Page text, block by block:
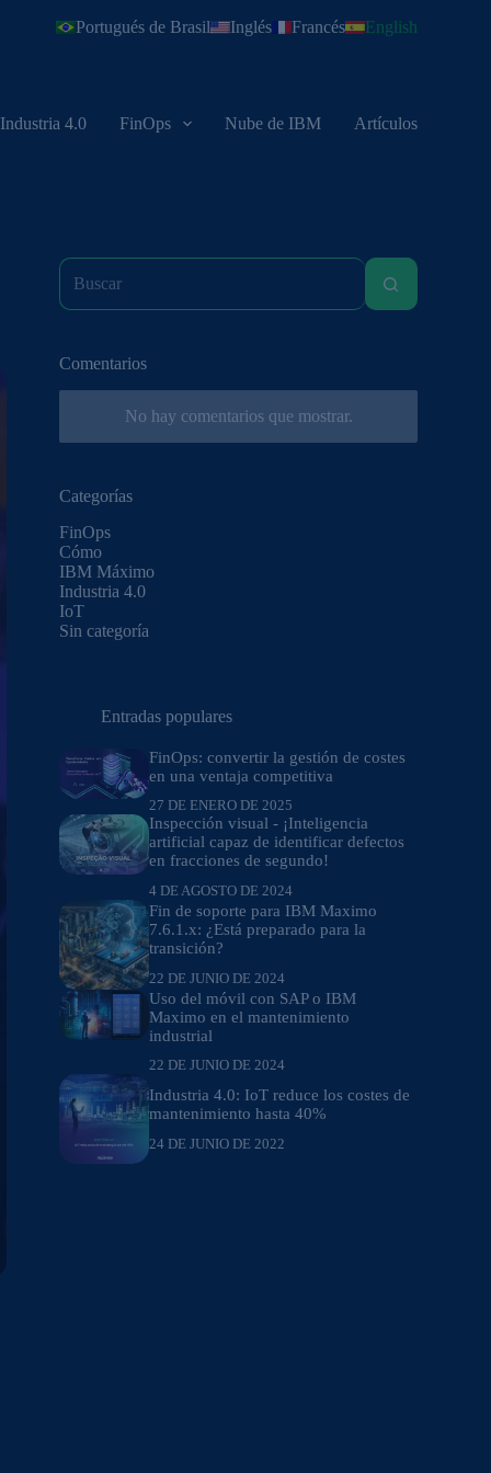
Portugués de Brasil Inglés Francés English
Industria 4.0 FinOps Nube de IBM Artículos
Comentarios
No hay comentarios que mostrar.
Categorías
FinOps
Cómo
IBM Máximo
Industria 4.0
IoT
Sin categoría
Entradas populares
FinOps: convertir la gestión de costes
en una ventaja competitiva
27 DE ENERO DE 2025
Inspección visual - ¡Inteligencia
artificial capaz de identificar defectos
en fracciones de segundo!
4 DE AGOSTO DE 2024
Fin de soporte para IBM Maximo
7.6.1.x: ¿Está preparado para la
transición?
22 DE JUNIO DE 2024
Uso del móvil con SAP o IBM
Maximo en el mantenimiento
industrial
22 DE JUNIO DE 2024
Industria 4.0: IoT reduce los costes de
mantenimiento hasta 40%
24 DE JUNIO DE 2022